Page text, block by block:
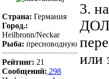
Страна: Германия
Город.:
Heilbronn/Neckar
Рыба: пресноводную
Рейтинг: 21
Сообщений: 298
3.
или